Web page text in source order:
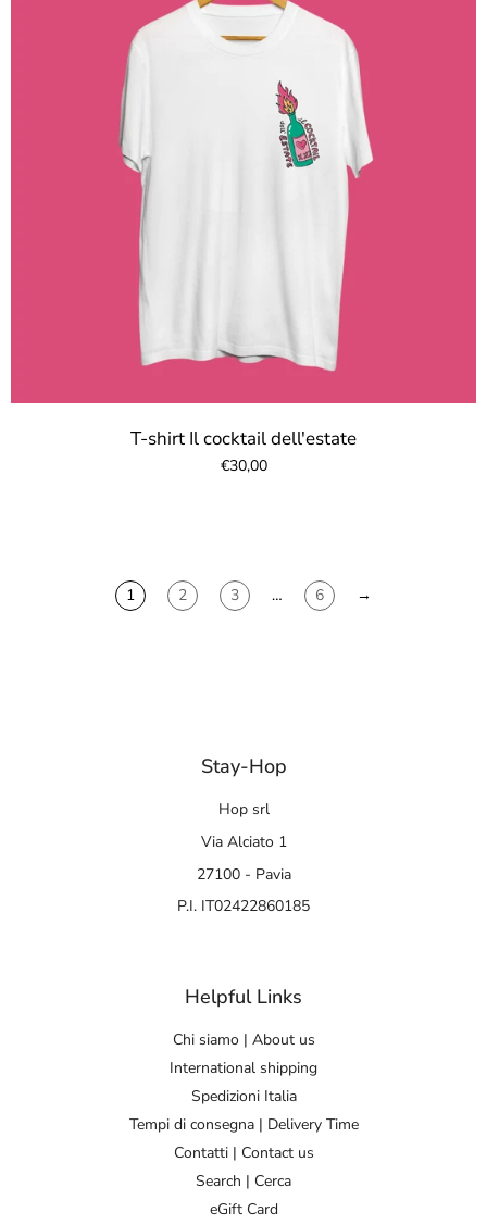
T-shirt Il cocktail dell'estate
€30,00
1 2 3 … 6 →
Stay-Hop
Hop srl
Via Alciato 1
27100 - Pavia
P.I. IT02422860185
Helpful Links
Chi siamo | About us
International shipping
Spedizioni Italia
Tempi di consegna | Delivery Time
Contatti | Contact us
Search | Cerca
eGift Card